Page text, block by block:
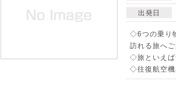
出発日
◇6つの乗り
訪れる旅へ
◇旅といえば
◇往復航空